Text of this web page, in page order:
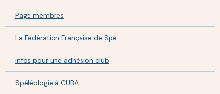
Page membres
La Fédération Française de Spé
infos pour une adhésion club
Spéléologie à CUBA